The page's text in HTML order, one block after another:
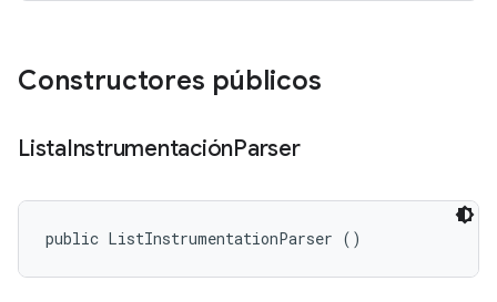
Constructores públicos
ListaInstrumentaciónParser
public ListInstrumentationParser ()